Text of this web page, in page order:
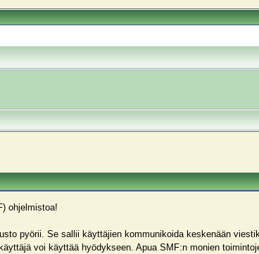
ohjelmistoa!
pyörii. Se sallii käyttäjien kommunikoida keskenään
voi käyttää hyödykseen. Apua SMF:n monien